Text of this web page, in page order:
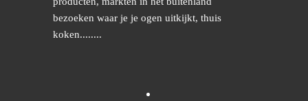
bezoeken waar je je ogen uitkijkt, thuis
koken........